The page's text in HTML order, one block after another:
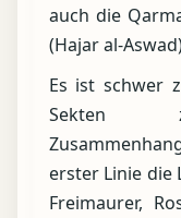
auch die
(Hajar al-
Es ist schwer
Sekten
erster Linie die
Freimaurer,